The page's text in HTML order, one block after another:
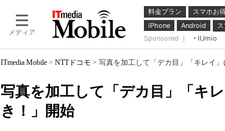
メディア
料金プラン スマホお
iPhone
Android
Sponsored ｜
IIJmio
ITmedia Mobile > NTTドコモ > 写真を加工して「デカ目」「キレイ
写真を加工して「デカ目」「キ
き！」開始